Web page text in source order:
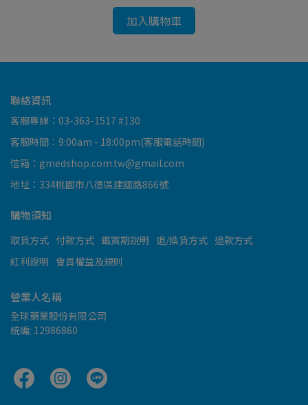
加入購物車
聯絡資訊
客服專線：03-363-1517 #130
客服時間：9:00am - 18:00pm(客服電話時間)
信箱：gmedshop.com.tw@gmail.com
地址：334桃園市八德區建國路866號
購物須知
取貨方式 付款方式 鑑賞期說明 退/換貨方式 退款方式
紅利說明 會員權益及規則
營業人名稱
全球藥業股份有限公司
統編: 12986860